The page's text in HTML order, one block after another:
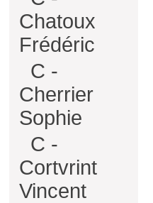
Chatoux
Frédéric
C -
Cherrier
Sophie
C -
Cortvrint
Vincent